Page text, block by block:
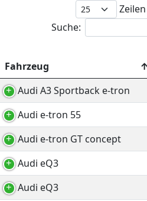
Suche:
Fahrzeug
Audi A3 Sportback e-tron
Audi e-tron 55
Audi e-tron GT concept
Audi eQ3
Audi eQ3